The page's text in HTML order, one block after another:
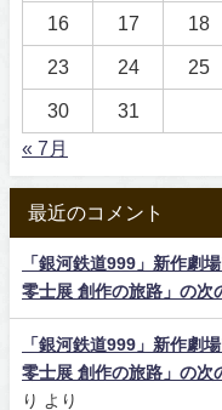
16 17 18
23 24 25
30
31
« 7月
最近のコメント
「銀河鉄道999」新作劇
零士展 創作の旅路」の次
「銀河鉄道999」新作劇
零士展 創作の旅路」の次
り
より